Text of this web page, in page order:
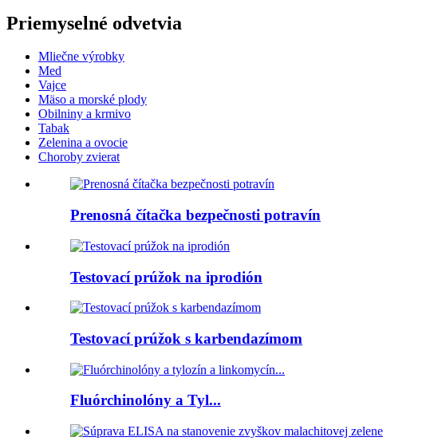
Priemyselné odvetvia
Mliečne výrobky
Med
Vajce
Mäso a morské plody
Obilniny a krmivo
Tabak
Zelenina a ovocie
Choroby zvierat
Prenosná čítačka bezpečnosti potravín
Testovací prúžok na iprodión
Testovací prúžok s karbendazímom
Fluórchinolóny a Tyl...